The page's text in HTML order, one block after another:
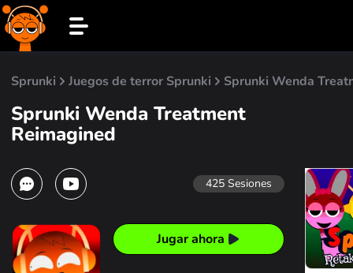
Sprunki Juegos de terror Sprunki Sprunki Wenda
Sprunki Wenda Treatment
Reimagined
425 Sesiones
Jugar ahora